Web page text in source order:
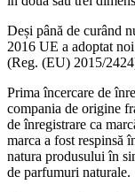
Deși până de curând
2016 UE a adoptat
(Reg. (EU) 2015/
Prima încercare de
compania de origine
de înregistrare ca
marca a fost respinsă
natura produsului în
de parfumuri naturale.